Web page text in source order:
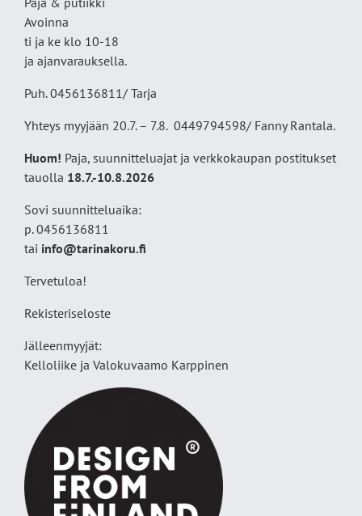
Avoinna
ti ja ke klo 10-18
ja ajanvarauksella.
Puh. 0456136811/ Tarja
Yhteys myyjään 20.7. – 7.8. 0449794598/ Fanny Rantala.
Huom! Paja, suunnitteluajat ja verkkokaupan postitukset
tauolla 18.7.-10.8.2026
Sovi suunnitteluaika:
p. 0456136811
tai info@tarinakoru.fi
Tervetuloa!
Rekisteriseloste
Jälleenmyyjät:
Kelloliike ja Valokuvaamo Karppinen